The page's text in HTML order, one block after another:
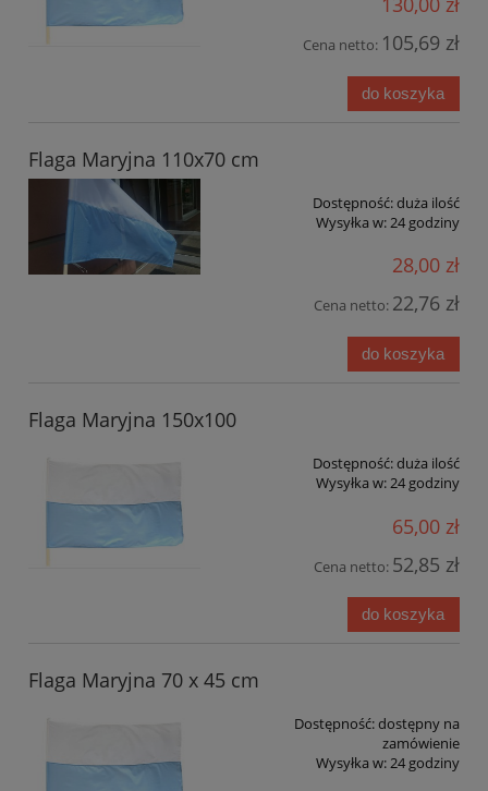
Cena netto: 105,69 zł
do koszyka
Flaga Maryjna 110x70 cm
Dostępność:duża ilość
Wysyłka w:24 godziny
28,00 zł
Cena netto: 22,76 zł
do koszyka
Flaga Maryjna 150x100
Dostępność:duża ilość
Wysyłka w:24 godziny
65,00 zł
Cena netto: 52,85 zł
do koszyka
Flaga Maryjna 70 x 45 cm
Dostępność:dostępny na
zamówienie
Wysyłka w:24 godziny